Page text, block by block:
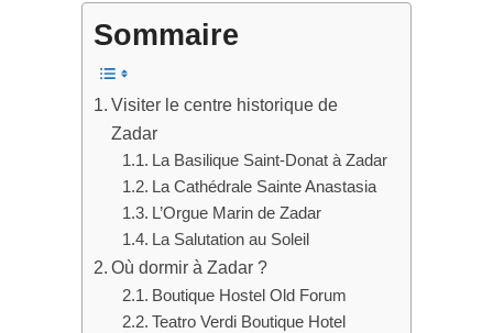
Sommaire
Visiter le centre historique de
Zadar
La Basilique Saint-Donat à Zadar
La Cathédrale Sainte Anastasia
L’Orgue Marin de Zadar
La Salutation au Soleil
Où dormir à Zadar ?
Boutique Hostel Old Forum
Teatro Verdi Boutique Hotel